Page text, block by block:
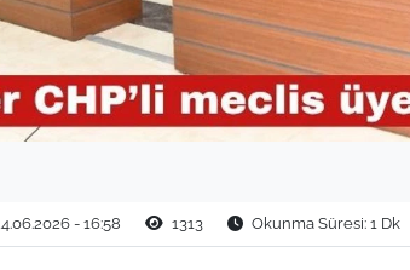
- 16:58 1313 Okunma Süresi: 1 Dk